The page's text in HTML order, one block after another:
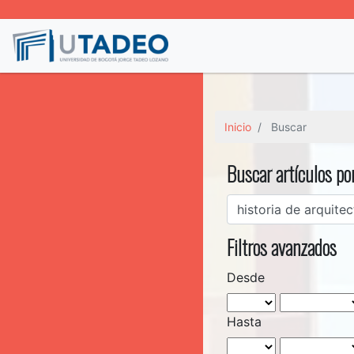
Inicio Buscar
Buscar artículos
Filtros avanzados
Desde
Hasta